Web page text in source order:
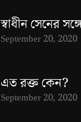
স্বাধীন সেনের
September 20, 2020
এত রক্ত কেন?
September 20, 2020